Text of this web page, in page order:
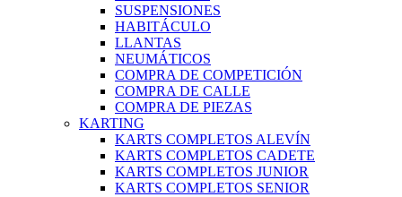
SUSPENSIONES
HABITÁCULO
LLANTAS
NEUMÁTICOS
COMPRA DE COMPETICIÓN
COMPRA DE CALLE
COMPRA DE PIEZAS
KARTING
KARTS COMPLETOS ALEVÍN
KARTS COMPLETOS CADETE
KARTS COMPLETOS JUNIOR
KARTS COMPLETOS SENIOR